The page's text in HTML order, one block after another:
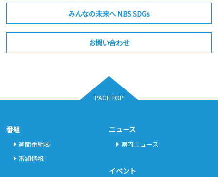
みんなの未来へ NBS SDGs
お問い合わせ
PAGE TOP
番組
週間番組表
番組情報
ニュース
県内ニュース
イベント